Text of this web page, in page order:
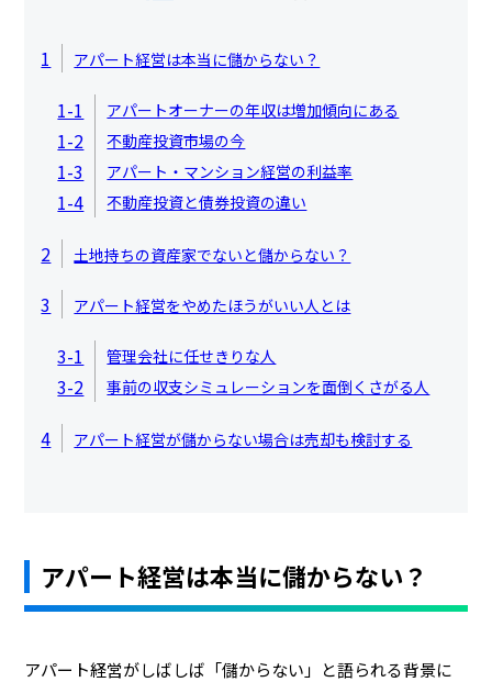
1 アパート経営は本当に儲からない？
1-1 アパートオーナーの年収は増加傾向にある
1-2 不動産投資市場の今
1-3 アパート・マンション経営の利益率
1-4 不動産投資と債券投資の違い
2 土地持ちの資産家でないと儲からない？
3 アパート経営をやめたほうがいい人とは
3-1 管理会社に任せきりな人
3-2 事前の収支シミュレーションを面倒くさがる人
4 アパート経営が儲からない場合は売却も検討する
アパート経営は本当に儲からない？
アパート経営がしばしば「儲からない」と語られる背景に